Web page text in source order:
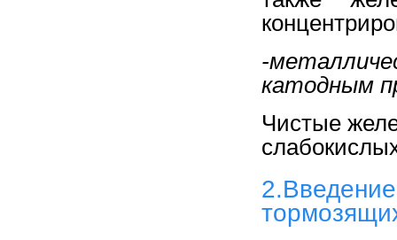
-
катодным
Чистые